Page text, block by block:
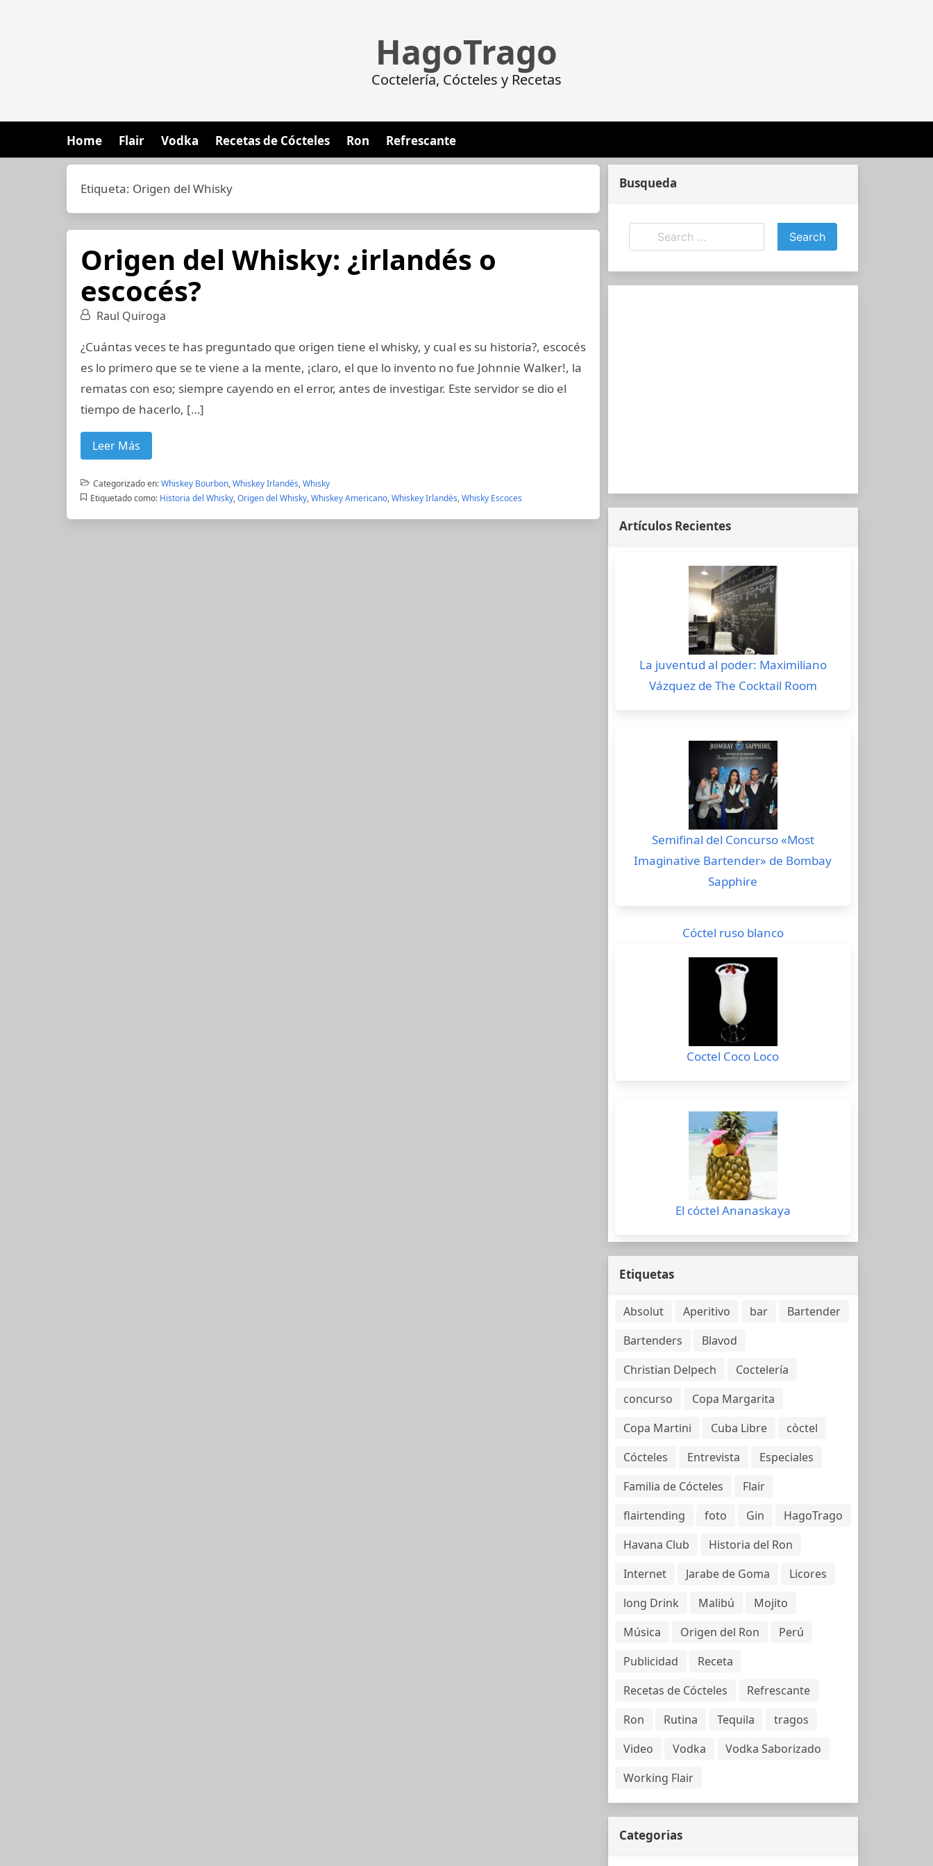
HagoTrago
Coctelería, Cócteles y Recetas
Home Flair Vodka Recetas de Cócteles Ron Refrescante
Etiqueta: Origen del Whisky
Origen del Whisky: ¿irlandés o
escocés?
Raul Quiroga
¿Cuántas veces te has preguntado que origen tiene el whisky, y cual es su historia?, escocés
es lo primero que se te viene a la mente, ¡claro, el que lo invento no fue Johnnie Walker!, la
rematas con eso; siempre cayendo en el error, antes de investigar. Este servidor se dio el
tiempo de hacerlo, […]
Leer Más
Categorizado en:Whiskey Bourbon,Whiskey Irlandés,Whisky
Etiquetado como: Historia del Whisky,Origen del Whisky,Whiskey Americano,Whiskey Irlandés,Whisky Escoces
Busqueda
Artículos Recientes
La juventud al poder: Maximiliano
Vázquez de The Cocktail Room
Semifinal del Concurso «Most
Imaginative Bartender» de Bombay
Sapphire
Cóctel ruso blanco
Coctel Coco Loco
El cóctel Ananaskaya
Etiquetas
Absolut Aperitivo bar
Bartender
Bartenders
Blavod
Christian Delpech
Coctelería
concurso
Copa Margarita
Copa Martini
Cuba Libre
còctel
Cócteles
Entrevista
Especiales
Familia de Cócteles
Flair
flairtending
foto Gin
HagoTrago
Havana Club
Historia del Ron
Internet
Jarabe de Goma
Licores
long Drink
Malibú
Mojito
Música
Origen del Ron
Perú
Publicidad
Receta
Recetas de Cócteles
Refrescante
Ron
Rutina Tequila
tragos
Video
Vodka
Vodka Saborizado
Working Flair
Categorias